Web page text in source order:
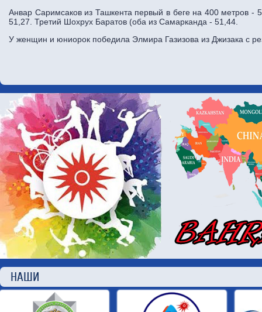
Анвар Саримсаков из Ташкента первый в беге на 400 метров -
51,27. Третий Шохрух Баратов (оба из Самарканда - 51,44.
У женщин и юниорок победила Элмира Газизова из Джизака с
НАШИ